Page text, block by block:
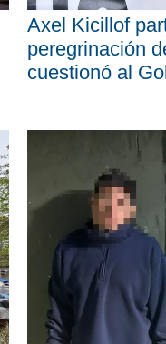
Axel Kicillof
peregrinación
cuestionó al